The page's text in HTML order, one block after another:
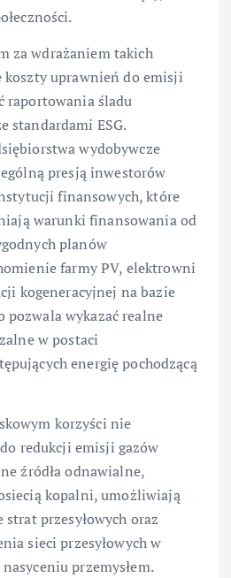
za wdrażaniem takich
koszty uprawnień do emisji
raportowania śladu
standardami ESG.
wydobywcze
presją inwestorów
finansowych, które
warunki finansowania od
planów
farmy PV, elektrowni
kogeneracyjnej na bazie
wykazać realne
w postaci
energię pochodzącą
korzyści nie
redukcji emisji gazów
źródła odnawialne,
kopalni, umożliwiają
przesyłowych oraz
sieci przesyłowych w
przemysłem.